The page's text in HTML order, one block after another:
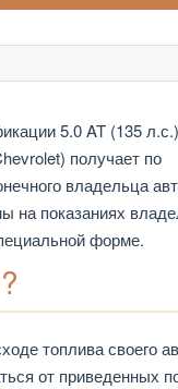
5.0 AT (135
получает по
владельца
на показаниях
форме.
топлива своего
от приведенных